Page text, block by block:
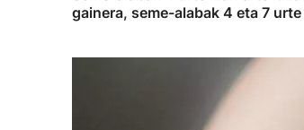
gainera, seme-alabak 4 eta 7